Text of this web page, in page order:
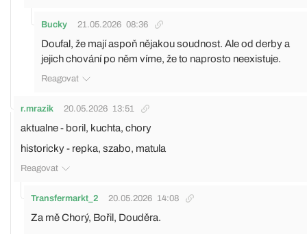
Bucky 21.05.2026 08:36
Doufal, že mají aspoň nějakou soudnost. Ale od derby a
jejich chování po něm víme, že to naprosto neexistuje.
Reagovat
r.mrazik 20.05.2026 13:51
aktualne - boril, kuchta, chory
historicky - repka, szabo, matula
Reagovat
Transfermarkt_2 20.05.2026 14:08
Za mě Chorý, Bořil, Douděra.